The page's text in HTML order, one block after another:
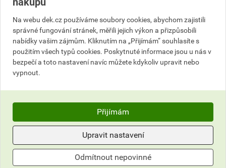
Často kladené otázky
Kontaktujte naše
510 000 100
Na webu dek.cz používáme soubory cookies, abychom zajistili
správné fungování stránek, měřili jejich výkon a přizpůsobili
nabídky vašim zájmům. Kliknutím na „Přijímám“ souhlasíte s
použitím všech typů cookies. Poskytnuté informace jsou u nás v
bezpečí a toto nastavení navíc můžete kdykoliv upravit nebo
vypnout.
Přijímám
Upravit nastavení
Odmítnout nepovinné